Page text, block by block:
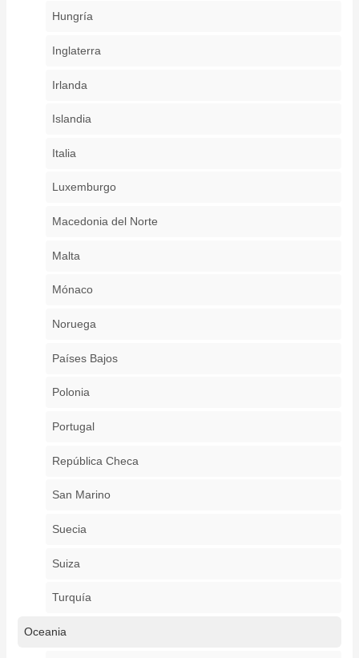
Hungría
Inglaterra
Irlanda
Islandia
Italia
Luxemburgo
Macedonia del Norte
Malta
Mónaco
Noruega
Países Bajos
Polonia
Portugal
República Checa
San Marino
Suecia
Suiza
Turquía
Oceania